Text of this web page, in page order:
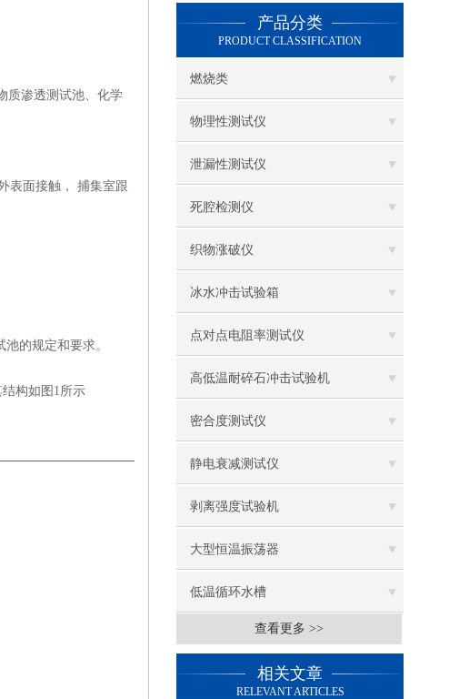
质渗透测试池、化学
表面接触， 捕集室跟
的规定和要求。
构如图1所示
产品分类
PRODUCT CLASSIFICATION
燃烧类
物理性测试仪
泄漏性测试仪
死腔检测仪
织物涨破仪
冰水冲击试验箱
点对点电阻率测试仪
高低温耐碎石冲击试验机
密合度测试仪
静电衰减测试仪
剥离强度试验机
大型恒温振荡器
低温循环水槽
低温振荡水槽
电热鼓风干燥箱
查看更多 >>
相关文章
RELEVANT ARTICLES